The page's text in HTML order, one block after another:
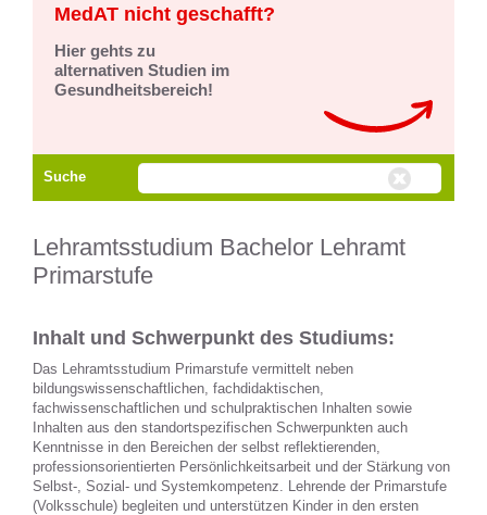
MedAT nicht geschafft?
Hier gehts zu
alternativen Studien im
Gesundheitsbereich!
Suche
Lehramtsstudium Bachelor Lehramt
Primarstufe
Inhalt und Schwerpunkt des Studiums:
Das Lehramtsstudium Primarstufe vermittelt neben
bildungswissenschaftlichen, fachdidaktischen,
fachwissenschaftlichen und schulpraktischen Inhalten sowie
Inhalten aus den standortspezifischen Schwerpunkten auch
Kenntnisse in den Bereichen der selbst reflektierenden,
professionsorientierten Persönlichkeitsarbeit und der Stärkung von
Selbst-, Sozial- und Systemkompetenz. Lehrende der Primarstufe
(Volksschule) begleiten und unterstützen Kinder in den ersten